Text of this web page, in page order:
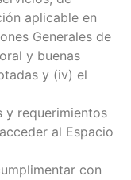
aplicable en
Generales de
y buenas
y (iv) el
y requerimientos
al Espacio
con